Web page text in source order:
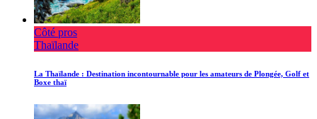
Côté pros
Thaïlande
La Thaïlande : Destination incontournable pour les amateurs de Plongée, Golf et
Boxe thaï